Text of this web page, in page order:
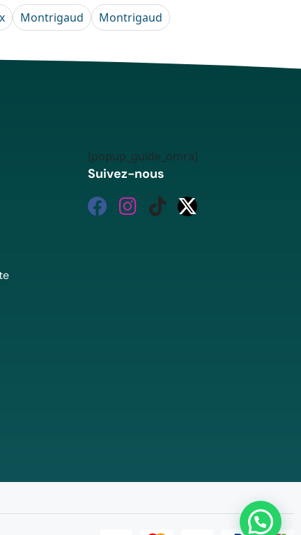
Montrigaud
Montrigaud
[popup_guide_omra]
Suivez-nous